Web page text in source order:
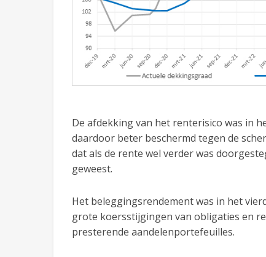
De afdekking van het renterisico was in
daardoor beter beschermd tegen de
dat als de rente wel verder was
geweest.
Het beleggingsrendement was in het
grote koersstijgingen van obligaties en
presterende aandelenportefeuilles.